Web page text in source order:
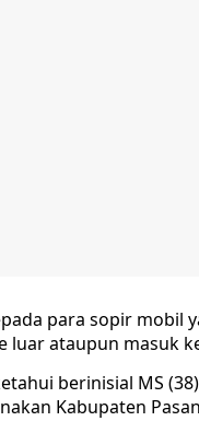
para sopir mobil
ataupun masuk
berinisial MS
Kabupaten